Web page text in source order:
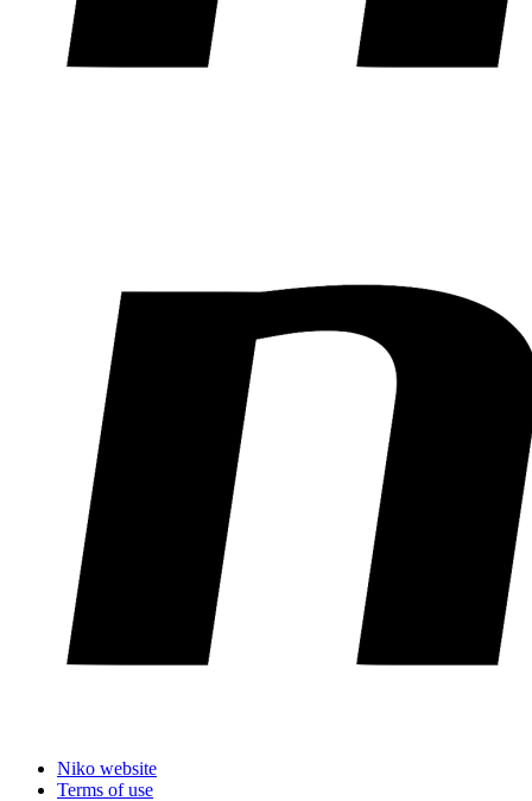
Niko website
Terms of use